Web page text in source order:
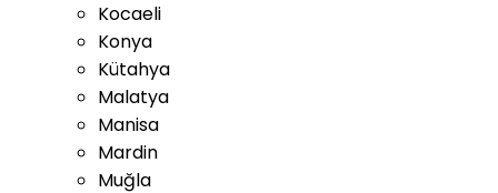
Kocaeli
Konya
Kütahya
Malatya
Manisa
Mardin
Muğla